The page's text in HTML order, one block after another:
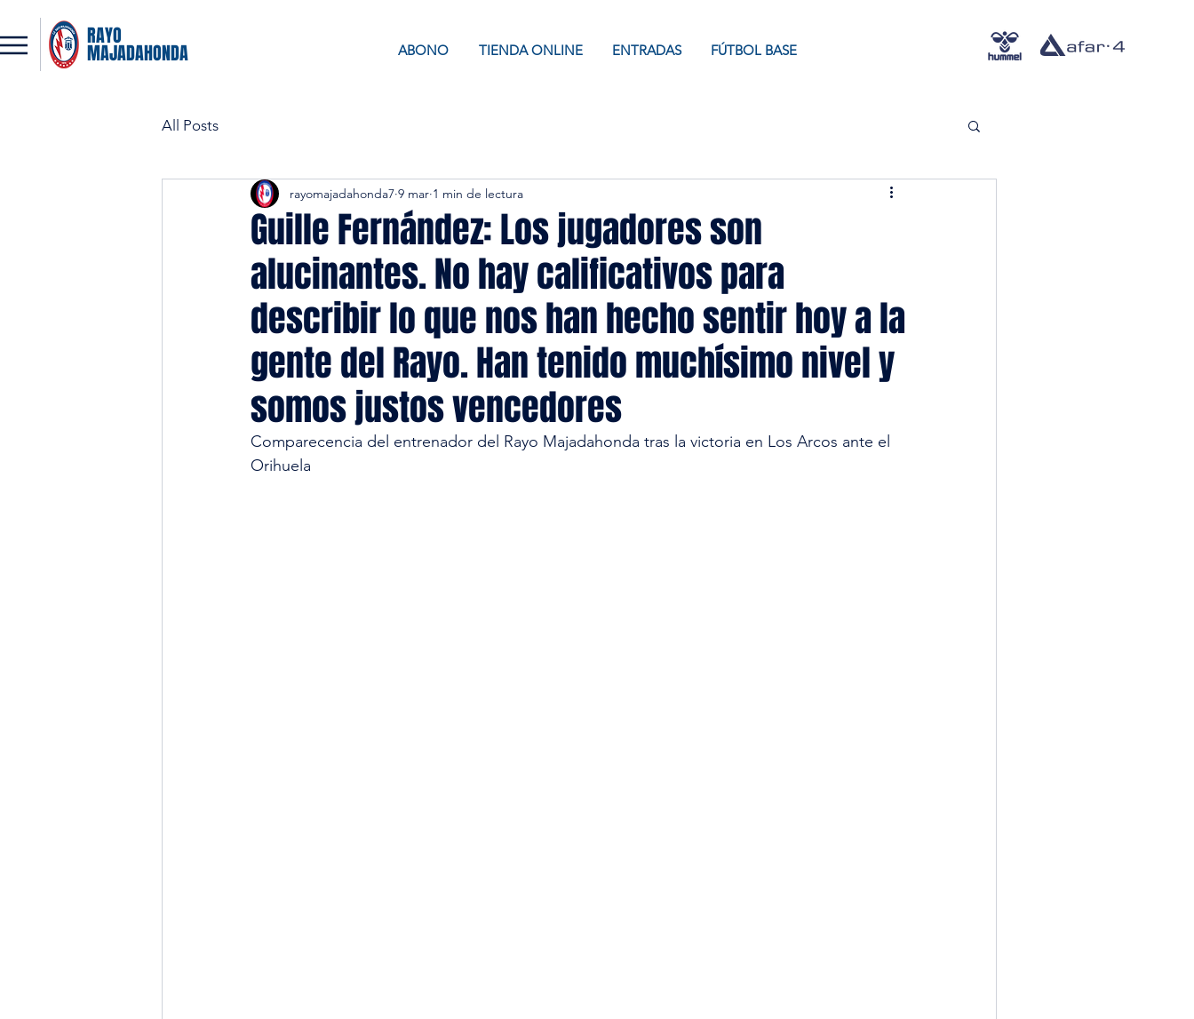
ABONO TIENDA ONLINE ENTRADAS FÚTBOL BASE
RAYO
MAJADAHONDA
All Posts
Guille Fernández: Los jugadores son
alucinantes. No hay calificativos para
describir lo que nos han hecho sentir hoy a la
gente del Rayo. Han tenido muchísimo nivel y
somos justos vencedores
rayomajadahonda7 9 mar 1 min de lectura
Comparecencia del entrenador del Rayo Majadahonda tras la victoria en Los Arcos ante el
Orihuela